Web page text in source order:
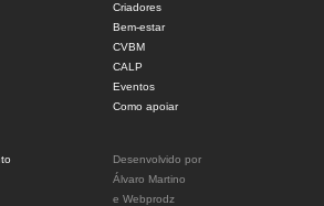
Criadores
Bem-estar
CVBM
CALP
Eventos
Como apoiar
Desenvolvido por
Álvaro Martino
e Webprodz